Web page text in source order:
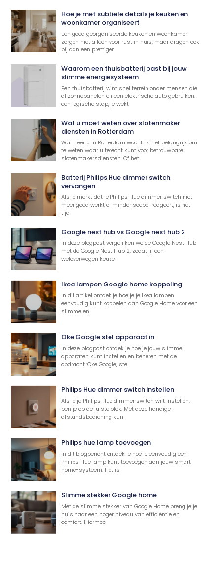
Hoe je met subtiele details je keuken en
woonkamer organiseert
Een goed georganiseerde keuken en woonkamer
zorgen niet alleen voor rust in huis, maar dragen ook
bij aan een prettiger
Waarom een thuisbatterij past bij jouw
slimme energiesysteem
Een thuisbatterij wint snel terrein onder mensen die
al zonnepanelen en een elektrische auto gebruiken.
een logische stap, je wekt
Wat u moet weten over slotenmaker
diensten in Rotterdam
Wanneer u in Rotterdam woont, is het belangrijk om
te weten waar u terecht kunt voor betrouwbare
slotenmakersdiensten. Of het
Batterij Philips Hue dimmer switch
vervangen
Als je merkt dat je Philips Hue dimmer switch niet
meer goed werkt of minder soepel reageert, is het
tijd
Google nest hub vs Google nest hub 2
In deze blogpost vergelijken we de Google Nest Hub
met de Google Nest Hub 2, zodat jij een
weloverwogen keuze
Ikea lampen Google home koppeling
In dit artikel ontdek je hoe je je Ikea lampen
eenvoudig kunt koppelen aan Google Home voor een
slimme en
Oke Google stel apparaat in
In deze blogpost ontdek je hoe je jouw slimme
apparaten kunt instellen en beheren met de
opdracht ‘Oke Google, stel
Philips Hue dimmer switch instellen
Als je je Philips Hue dimmer switch wilt instellen,
ben je op de juiste plek. Met deze handige
afstandsbediening kun
Philips hue lamp toevoegen
In dit blogbericht ontdek je hoe je eenvoudig een
Philips Hue lamp kunt toevoegen aan jouw smart
home-systeem. Het is
Slimme stekker Google home
Met de slimme stekker van Google Home breng je je
huis naar een hoger niveau van efficiëntie en
comfort. Hiermee